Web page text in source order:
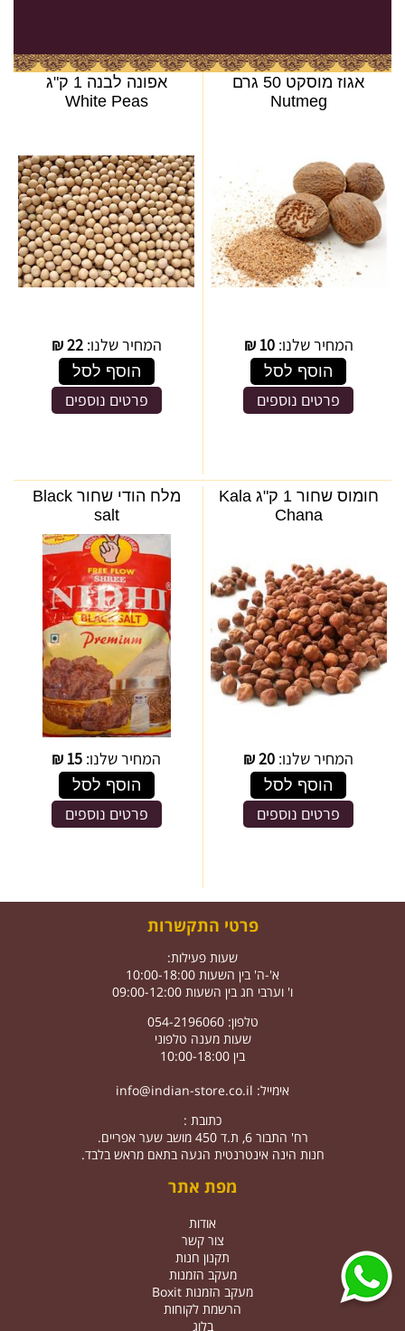
אגוז מוסקט 50 גרם
Nutmeg
המחיר שלנו:10
₪
הוסף לסל
פרטים נוספים
אפונה לבנה 1 ק"ג
White Peas
המחיר שלנו:22
₪
הוסף לסל
פרטים נוספים
חומוס שחור 1 ק"ג Kala
Chana
המחיר שלנו: 20
₪
הוסף לסל
פרטים נוספים
מלח הודי שחור Black
salt
המחיר שלנו: 15
₪
הוסף לסל
פרטים נוספים
פרטי התקשרות
שעות פעילות:
א'-ה' בין השעות 10:00-18:00
ו' וערבי חג בין השעות 09:00-12:00
טלפון: 054-2196060
שעות מענה טלפוני
בין 10:00-18:00
אימייל: info@indian-store.co.il
כתובת :
רח' התבור 6, ת.ד 450 מושב שער אפריים.
חנות הינה אינטרנטית הגעה בתאם מראש בלבד.
מפת אתר
אודות
צור קשר
תקנון חנות
מעקב הזמנות
מעקב הזמנות Boxit
הרשמת לקוחות
בלוג